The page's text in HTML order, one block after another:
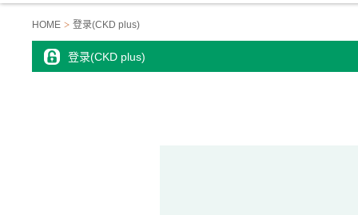
HOME 登录(CKD plus)
登录(CKD plus)